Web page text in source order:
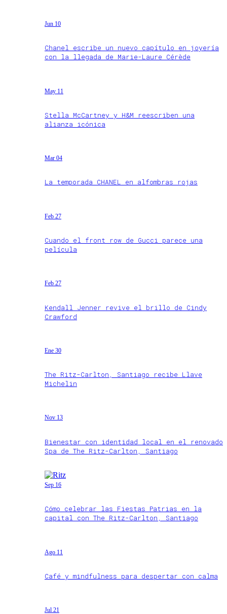
Jun 10
Chanel escribe un nuevo capítulo en joyería
con la llegada de Marie-Laure Cérède
May 11
Stella McCartney y H&M reescriben una
alianza icónica
Mar 04
La temporada CHANEL en alfombras rojas
Feb 27
Cuando el front row de Gucci parece una
película
Feb 27
Kendall Jenner revive el brillo de Cindy
Crawford
Ene 30
The Ritz-Carlton, Santiago recibe Llave
Michelin
Nov 13
Bienestar con identidad local en el renovado
Spa de The Ritz-Carlton, Santiago
Sep 16
Cómo celebrar las Fiestas Patrias en la
capital con The Ritz-Carlton, Santiago
Ago 11
Café y mindfulness para despertar con calma
Jul 21